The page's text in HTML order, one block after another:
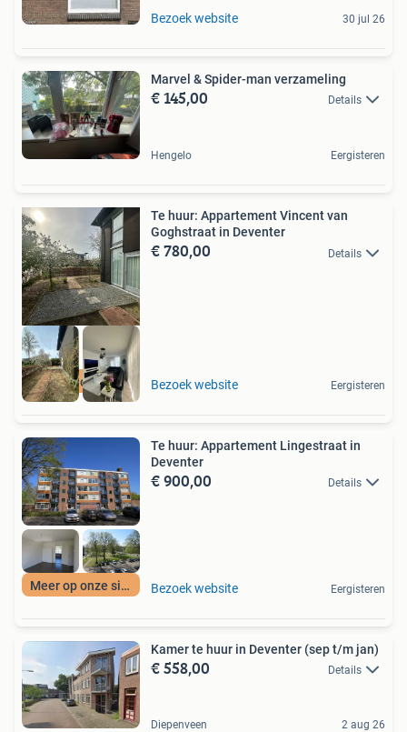
Bezoek website 30 jul 26
Marvel & Spider-man verzameling
€ 145,00 Details
Hengelo Eergisteren
Meer op onze site
Te huur: Appartement Vincent van
Goghstraat in Deventer
€ 780,00 Details
Bezoek website Eergisteren
Meer op onze site
Te huur: Appartement Lingestraat in
Deventer
€ 900,00 Details
Bezoek website Eergisteren
Kamer te huur in Deventer (sep t/m jan)
€ 558,00 Details
Diepenveen 2 aug 26